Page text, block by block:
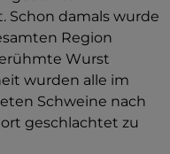
Schon damals wurde
Region
Wurst
wurden alle im
Schweine nach
geschlachtet zu